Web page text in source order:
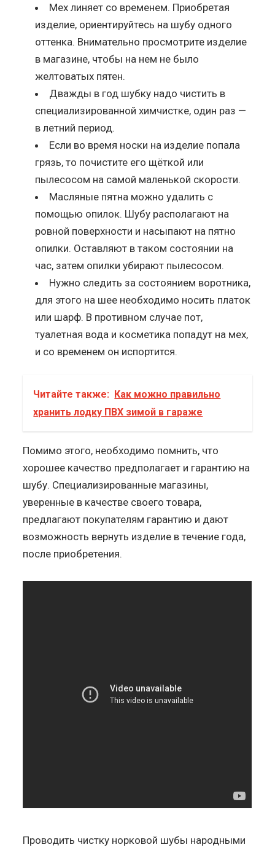
Мех линяет со временем. Приобретая
изделие, ориентируйтесь на шубу одного
оттенка. Внимательно просмотрите изделие
в магазине, чтобы на нем не было
желтоватых пятен.
Дважды в год шубку надо чистить в
специализированной химчистке, один раз —
в летний период.
Если во время носки на изделие попала
грязь, то почистите его щёткой или
пылесосом на самой маленькой скорости.
Масляные пятна можно удалить с
помощью опилок. Шубу располагают на
ровной поверхности и насыпают на пятно
опилки. Оставляют в таком состоянии на
час, затем опилки убирают пылесосом.
Нужно следить за состоянием воротника,
для этого на шее необходимо носить платок
или шарф. В противном случае пот,
туалетная вода и косметика попадут на мех,
и со временем он испортится.
Читайте также: Как можно правильно
хранить лодку ПВХ зимой в гараже
Помимо этого, необходимо помнить, что
хорошее качество предполагает и гарантию на
шубу. Специализированные магазины,
уверенные в качестве своего товара,
предлагают покупателям гарантию и дают
возможность вернуть изделие в течение года,
после приобретения.
Проводить чистку норковой шубы народными